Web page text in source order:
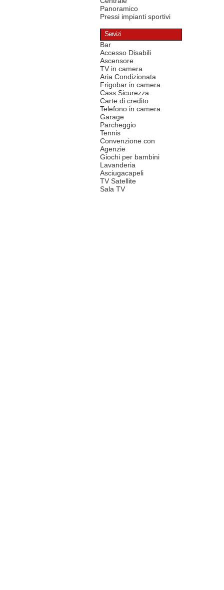
Panoramico
Pressi impianti sportivi
Servizi
Bar
Accesso Disabili
Ascensore
TV in camera
Aria Condizionata
Frigobar in camera
Cass.Sicurezza
Carte di credito
Telefono in camera
Garage
Parcheggio
Tennis
Convenzione con
Agenzie
Giochi per bambini
Lavanderia
Asciugacapeli
TV Satellite
Sala TV